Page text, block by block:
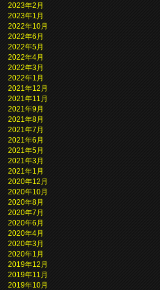
2023年2月
2023年1月
2022年10月
2022年6月
2022年5月
2022年4月
2022年3月
2022年1月
2021年12月
2021年11月
2021年9月
2021年8月
2021年7月
2021年6月
2021年5月
2021年3月
2021年1月
2020年12月
2020年10月
2020年8月
2020年7月
2020年6月
2020年4月
2020年3月
2020年1月
2019年12月
2019年11月
2019年10月